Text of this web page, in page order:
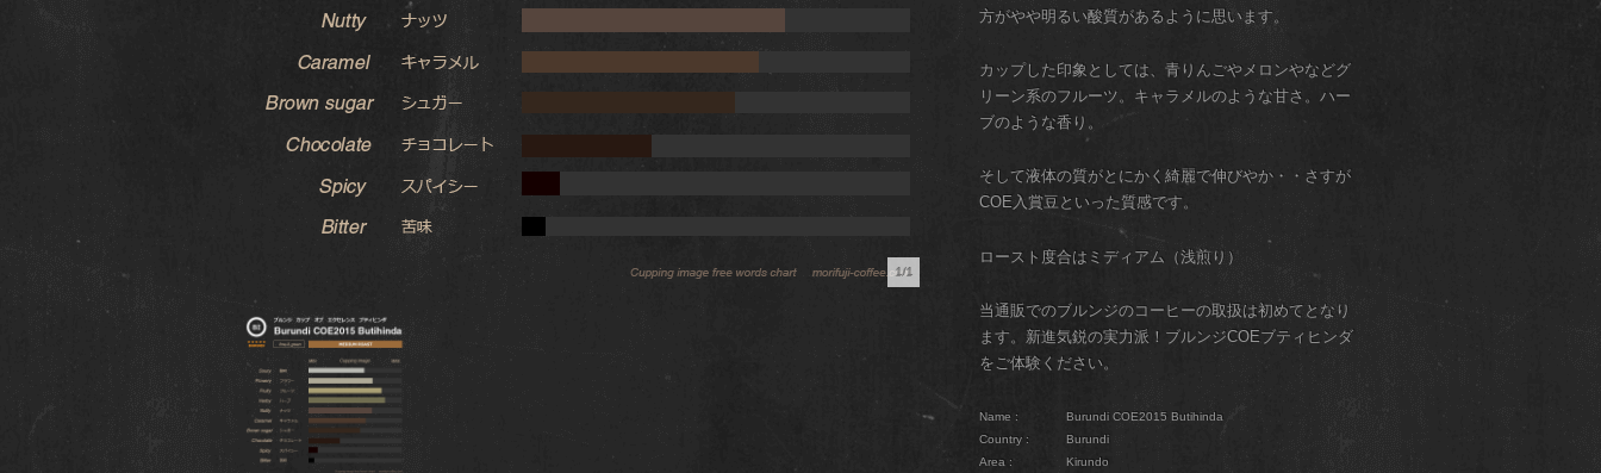
1/1
方がやや明るい酸質があるように思います。
カップした印象としては、青りんごやメロンやなどグ
リーン系のフルーツ。キャラメルのような甘さ。ハー
ブのような香り。
そして液体の質がとにかく綺麗で伸びやか・・さすが
COE入賞豆といった質感です。
ロースト度合はミディアム（浅煎り）
当通販でのブルンジのコーヒーの取扱は初めてとなり
ます。新進気鋭の実力派！ブルンジCOEブティヒンダ
をご体験ください。
Name :
Burundi COE2015 Butihinda
Country :
Burundi
Area :
Kirundo